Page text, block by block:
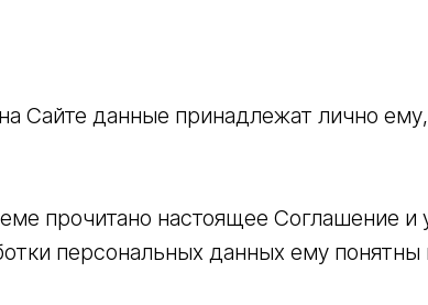
Сайте данные принадлежат лично
прочитано настоящее Соглашение и
персональных данных ему понятны